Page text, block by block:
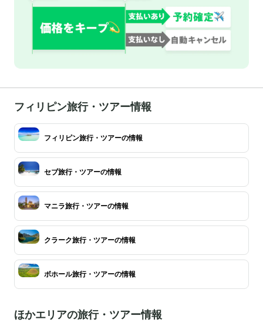
フィリピン旅行・ツアー情報
フィリピン旅行・ツアーの情報
セブ旅行・ツアーの情報
マニラ旅行・ツアーの情報
クラーク旅行・ツアーの情報
ボホール旅行・ツアーの情報
ほかエリアの旅行・ツアー情報